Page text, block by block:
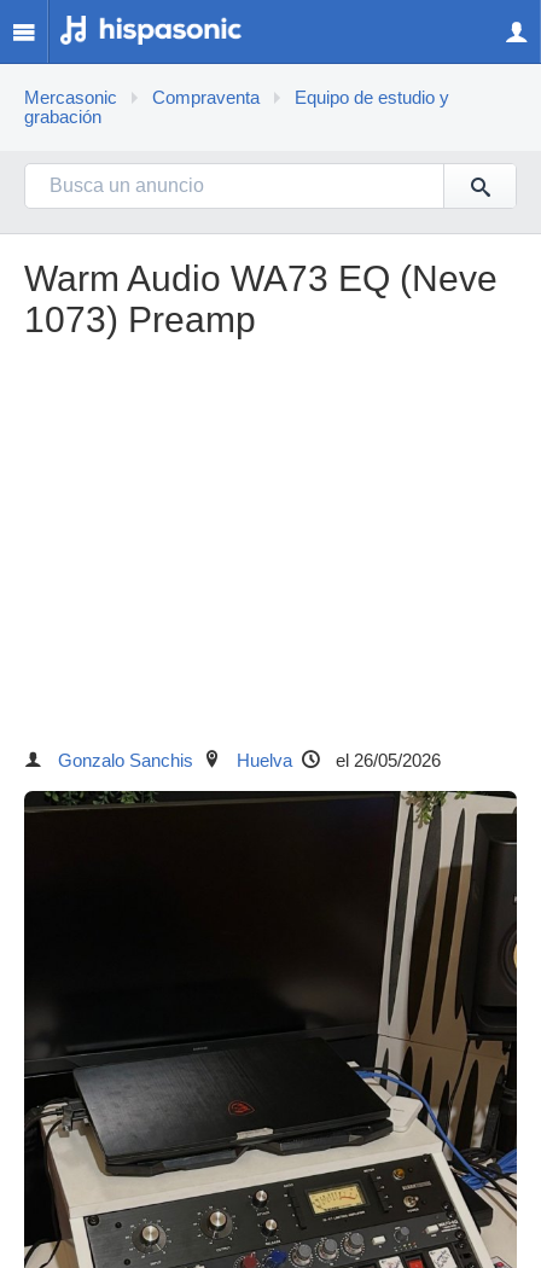
Mercasonic Compraventa
Equipo de estudio y
grabación
Warm Audio WA73 EQ (Neve
1073) Preamp
Gonzalo Sanchis Huelva el 26/05/2026